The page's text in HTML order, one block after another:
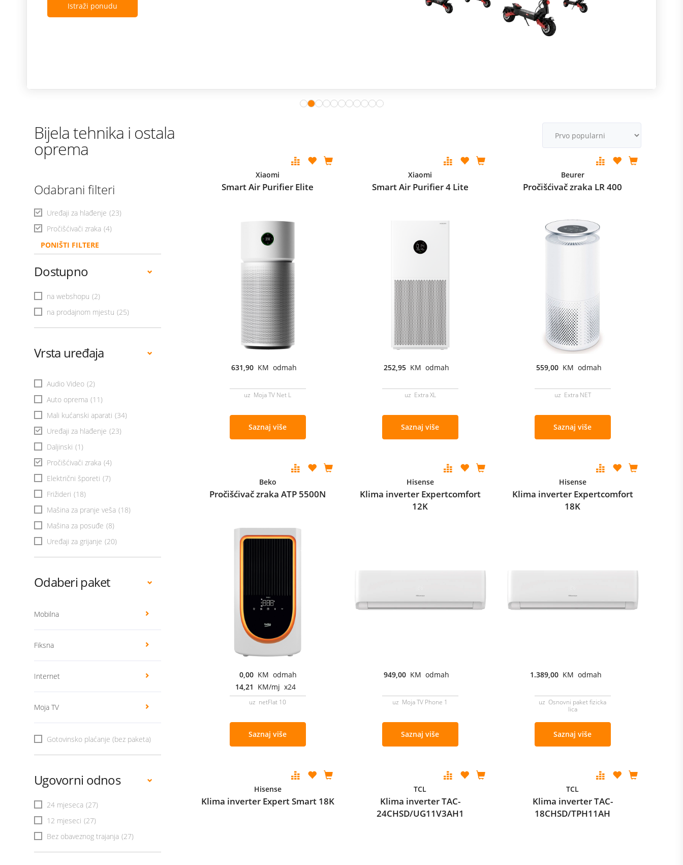
Istraži ponudu
Bijela tehnika i ostala
oprema
Odabrani filteri
Uređaji za hlađenje (23)
Pročišćivači zraka (4)
PONIŠTI FILTERE
Dostupno
na webshopu (2)
na prodajnom mjestu (25)
Vrsta uređaja
Audio Video (2)
Auto oprema (11)
Mali kućanski aparati (34)
Uređaji za hlađenje (23)
Daljinski (1)
Pročišćivači zraka (4)
Električni šporeti (7)
Frižideri (18)
Mašina za pranje veša (18)
Mašina za posuđe (8)
Uređaji za grijanje (20)
Odaberi paket
Mobilna
Fiksna
Internet
Moja TV
Gotovinsko plaćanje (bez paketa)
Ugovorni odnos
24 mjeseca (27)
12 mjeseci (27)
Bez obaveznog trajanja (27)
Xiaomi
Smart Air Purifier Elite
631,90 KM odmah
uz Moja TV Net L
Saznaj više
Xiaomi
Smart Air Purifier 4 Lite
252,95 KM odmah
uz Extra XL
Saznaj više
Beurer
Pročišćivač zraka LR 400
559,00 KM odmah
uz Extra NET
Saznaj više
Beko
Pročišćivač zraka ATP 5500N
0,00 KM odmah
14,21 KM/mj x24
uz netFlat 10
Saznaj više
Hisense
Klima inverter Expertcomfort
12K
949,00 KM odmah
uz Moja TV Phone 1
Saznaj više
Hisense
Klima inverter Expertcomfort
18K
1.389,00 KM odmah
uz Osnovni paket fizicka
lica
Saznaj više
Hisense
Klima inverter Expert Smart 18K
TCL
Klima inverter TAC-
24CHSD/UG11V3AH1
TCL
Klima inverter TAC-
18CHSD/TPH11AH